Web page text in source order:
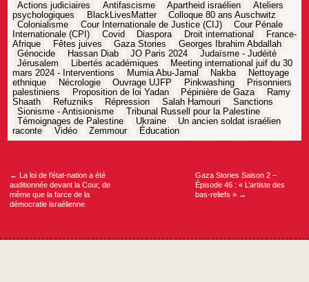
Actions judiciaires Antifascisme Apartheid israélien
Ateliers
psychologiques
BlackLivesMatter
Colloque 80 ans Auschwitz
Colonialisme
Cour Internationale de Justice (CIJ)
Cour Pénale
Internationale (CPI)
Covid Diaspora Droit international
France-
Afrique
Fêtes juives Gaza Stories
Georges Ibrahim Abdallah
Génocide
Hassan Diab JO Paris 2024
Judaïsme - Judéité
Jérusalem
Libertés académiques
Meeting international juif du 30
mars 2024 - Interventions
Mumia Abu-Jamal Nakba
Nettoyage
ethnique
Nécrologie Ouvrage UJFP Pinkwashing
Prisonniers
palestiniens
Proposition de loi Yadan Pépinière de Gaza
Ramy
Shaath
Refuzniks Répression Salah Hamouri
Sanctions
Sionisme - Antisionisme
Tribunal Russell pour la Palestine
Témoignages de Palestine
Ukraine
Un ancien soldat israélien
raconte
Vidéo Zemmour Éducation
Navigation
← La loi de l’état-nation a été
auditionnée devant la Cour, de
même que la farce de la
démocratie israélienne
Gaza Stories Saison 2 –
Épisode 46 : « L’artiste des
bas-reliefs » →